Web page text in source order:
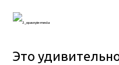
Это